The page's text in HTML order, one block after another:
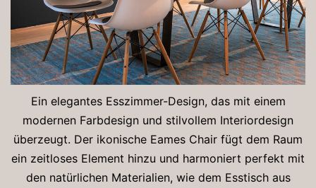
Ein elegantes Esszimmer-Design, das mit einem
modernen Farbdesign und stilvollem Interiordesign
überzeugt. Der ikonische Eames Chair fügt dem Raum
ein zeitloses Element hinzu und harmoniert perfekt mit
den natürlichen Materialien, wie dem Esstisch aus